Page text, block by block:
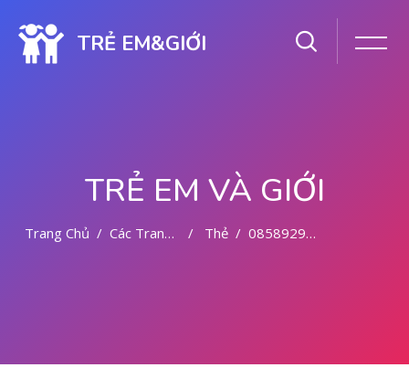
TRẺ EM&GIỚI
TRẺ EM VÀ GIỚI
Trang Chủ Các Trang Của Hệ Thống Thẻ 085892942094 OBAT ABORSI CYTOTEC SABANG